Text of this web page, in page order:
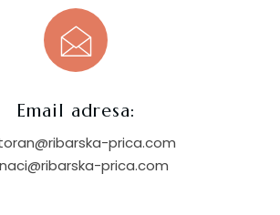
Email adresa:
prica.com
prica.com